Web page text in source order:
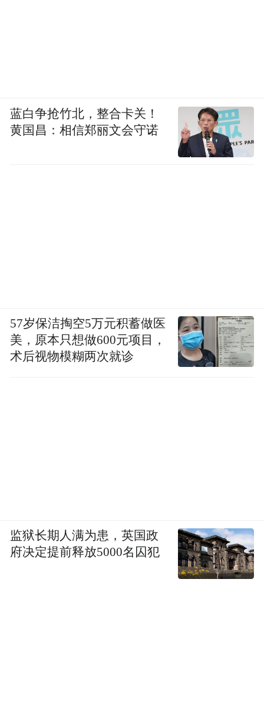
蓝白争抢竹北，整合卡关！
黄国昌：相信郑丽文会守诺
57岁保洁掏空5万元积蓄做医
美，原本只想做600元项目，
术后视物模糊两次就诊
监狱长期人满为患，英国政
府决定提前释放5000名囚犯